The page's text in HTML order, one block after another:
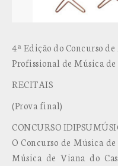
4ª Edição do Concurso
Profissional de Música
RECITAIS
(Prova final)
CONCURSO
O Concurso de Música
Música de Viana do